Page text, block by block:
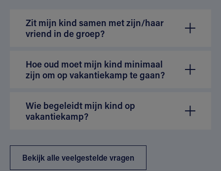
Zit mijn kind samen met zijn/haar
vriend in de groep?
Hoe oud moet mijn kind minimaal
zijn om op vakantiekamp te gaan?
Wie begeleidt mijn kind op
vakantiekamp?
Bekijk alle veelgestelde vragen